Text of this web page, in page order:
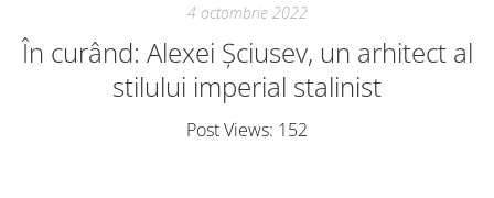
4 octombrie 2022
În curând: Alexei Șciusev, un arhitect al
stilului imperial stalinist
Post Views: 152